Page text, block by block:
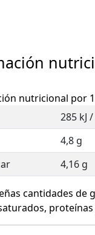
nutricional por
285 kJ
4,8 g
4,16 g
cantidades de
proteínas